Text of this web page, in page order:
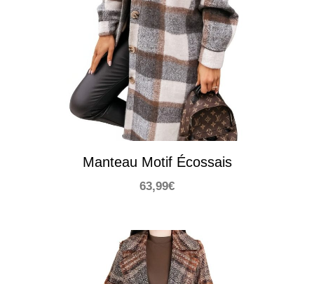
Manteau Motif Écossais
63,99€